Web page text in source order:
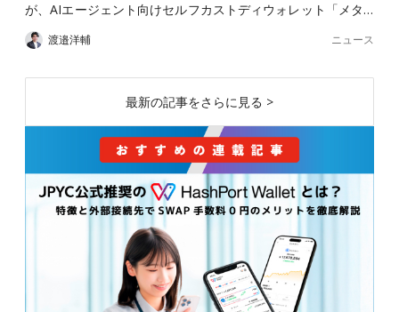
が、AIエージェント向けセルフカストディウォレット「メタ…
渡邉洋輔 ニュース
最新の記事をさらに見る >